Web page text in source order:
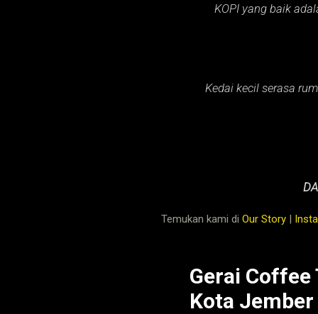
KOPI yang baik
Kedai kecil serasa
Temukan kami di Our Story |
Gerai
Kota Jember